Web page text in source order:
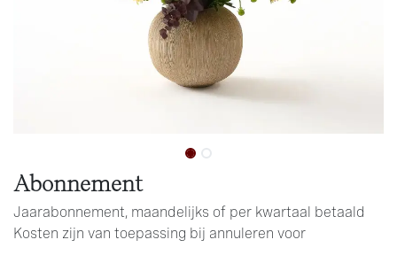
Abonnement
Jaarabonnement, maandelijks of per kwartaal betaald
Kosten zijn van toepassing bij annuleren voor